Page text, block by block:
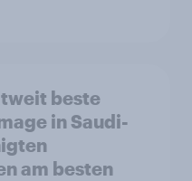
beste
in Saudi-
am besten